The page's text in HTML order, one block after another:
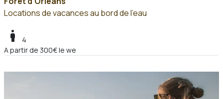
Locations de vacances au bord de l'eau
boy
4
A partir de 300€ le we